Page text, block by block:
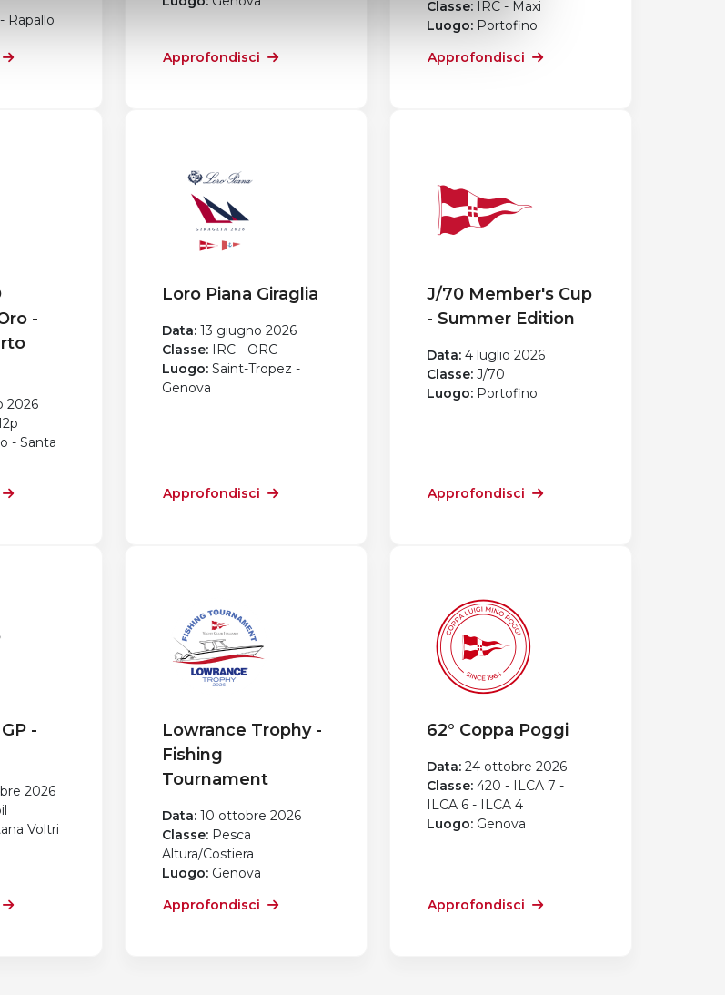
Rapallo
Approfondisci
Classe:
IRC - Maxi
Luogo: Portofino
Approfondisci
-
2026
- Santa
Loro Piana Giraglia
Data: 13 giugno 2026
Classe:
IRC - ORC
Luogo: Saint-Tropez -
Genova
Approfondisci
J/70 Member's Cup
- Summer Edition
Data: 4 luglio 2026
Classe: J/70
Luogo: Portofino
Approfondisci
-
2026
Voltri
Lowrance Trophy -
Fishing
Tournament
Data: 10 ottobre 2026
Classe: Pesca
Altura/Costiera
Luogo: Genova
Approfondisci
62° Coppa Poggi
Data: 24 ottobre 2026
Classe: 420 - ILCA 7 -
ILCA 6 - ILCA 4
Luogo: Genova
Approfondisci